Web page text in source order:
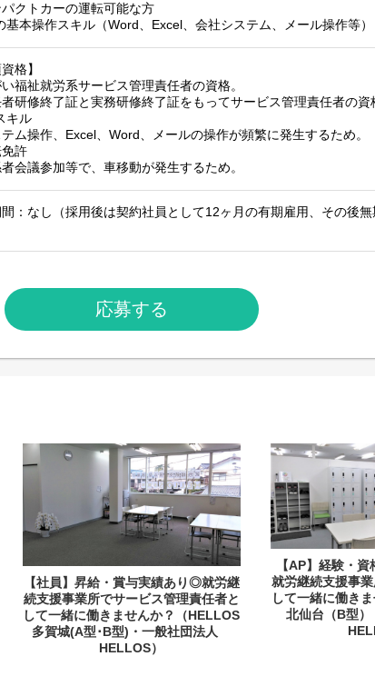
パクトカーの運転可能な方
基本操作スキル（Word、Excel、会社システム、メール操作等）
格】
い福祉就労系サービス管理責任者の資格。
研修終了証と実務研修終了証をもってサービス管理責任者の資
キル
ム操作、Excel、Word、メールの操作が頻繁に発生するため。
免許
会議参加等で、車移動が発生するため。
：なし（採用後は契約社員として12ヶ月の有期雇用、その後無
応募する
【社員】昇給・賞与実績あり◎就労継
続支援事業所でサービス管理責任者と
して一緒に働きませんか？（HELLOS
多賀城(A型･B型)・一般社団法人
HELLOS）
【AP】経験・
就労継続支援事
して一緒に働き
北仙台（B型